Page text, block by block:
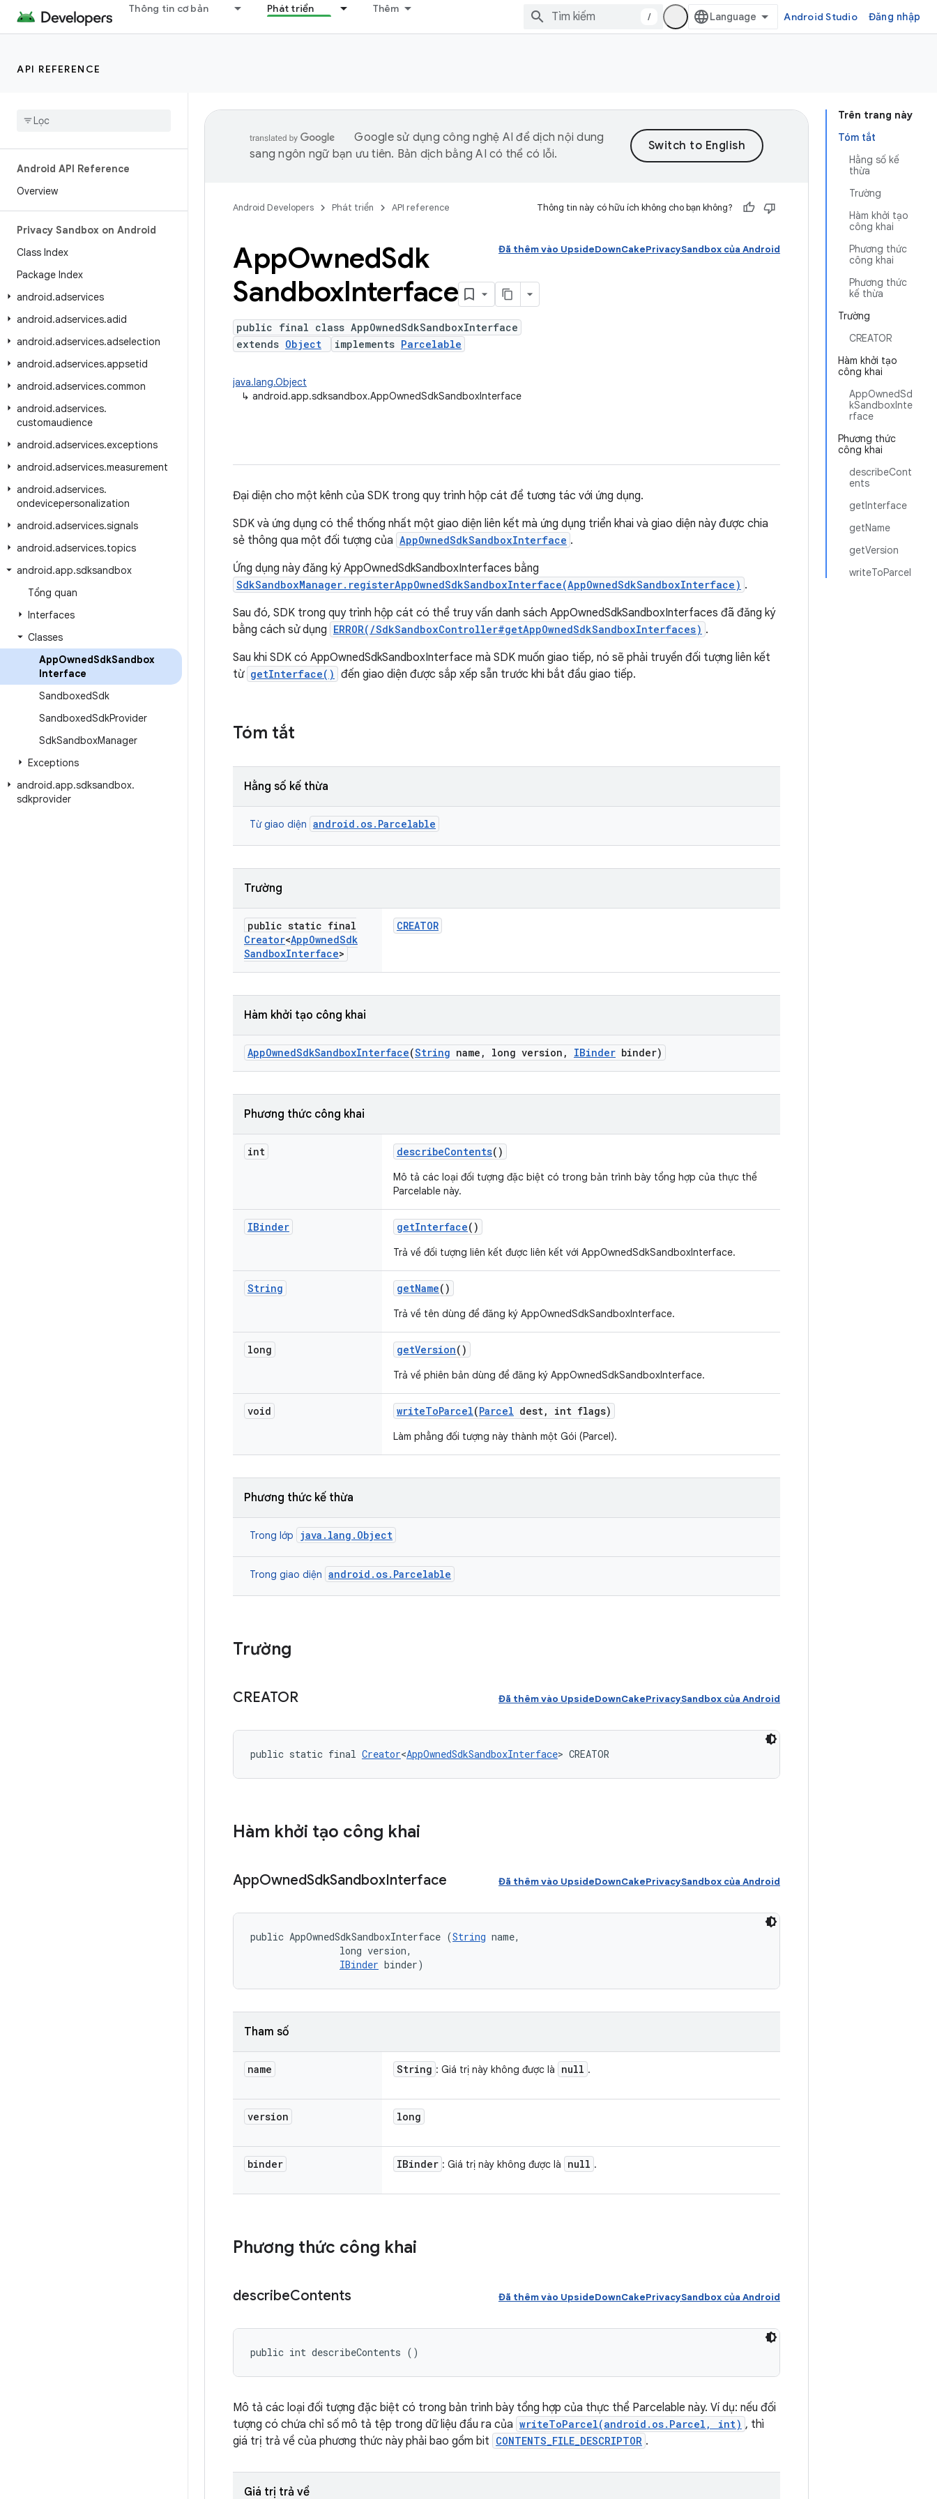
Thông tin cơ bản Phát triển Thêm
/ Android Studio Đăng nhập
API REFERENCE
Android API Reference
Overview
Privacy Sandbox on Android
Class Index
Package Index
android.adservices
android.adservices.adid
android.adservices.adselection
android.adservices.appsetid
android.adservices.common
android.adservices.
customaudience
android.adservices.exceptions
android.adservices.measurement
android.adservices.
ondevicepersonalization
android.adservices.signals
android.adservices.topics
android.app.sdksandbox
Tổng quan
Interfaces
Classes
AppOwnedSdkSandbox
Interface
SandboxedSdk
SandboxedSdkProvider
SdkSandboxManager
Exceptions
android.app.sdksandbox.
sdkprovider
Trên trang này
Tóm tắt
Hằng số kế
thừa
Trường
Hàm khởi tạo
công khai
Phương thức
công khai
Phương thức
kế thừa
Trường
CREATOR
Hàm khởi tạo
công khai
AppOwnedSd
kSandboxInte
rface
Phương thức
công khai
describeCont
ents
getInterface
getName
getVersion
writeToParcel
Google sử dụng công nghệ AI để dịch nội dung
sang ngôn ngữ bạn ưu tiên. Bản dịch bằng AI có thể có lỗi.
Android Developers Phát triển API reference Thông tin này có hữu ích không cho bạn không?
Đã thêm vào UpsideDownCakePrivacySandbox của Android
AppOwnedSdk
SandboxInterface
public final class AppOwnedSdkSandboxInterface
extends Object implements Parcelable
java.lang.Object
↳ android.app.sdksandbox.AppOwnedSdkSandboxInterface
Đại diện cho một kênh của SDK trong quy trình hộp cát để tương tác với ứng dụng.
SDK và ứng dụng có thể thống nhất một giao diện liên kết mà ứng dụng triển khai và giao diện này được chia
sẻ thông qua một đối tượng của AppOwnedSdkSandboxInterface .
Ứng dụng này đăng ký AppOwnedSdkSandboxInterfaces bằng
SdkSandboxManager.registerAppOwnedSdkSandboxInterface(AppOwnedSdkSandboxInterface) .
Sau đó, SDK trong quy trình hộp cát có thể truy vấn danh sách AppOwnedSdkSandboxInterfaces đã đăng ký
bằng cách sử dụng ERROR(/SdkSandboxController#getAppOwnedSdkSandboxInterfaces) .
Sau khi SDK có AppOwnedSdkSandboxInterface mà SDK muốn giao tiếp, nó sẽ phải truyền đối tượng liên kết
từ getInterface() đến giao diện được sắp xếp sẵn trước khi bắt đầu giao tiếp.
Tóm tắt
Hằng số kế thừa
Từ giao diện android.os.Parcelable
Trường
public static final
Creator<AppOwnedSdk
SandboxInterface>
CREATOR
Hàm khởi tạo công khai
AppOwnedSdkSandboxInterface(String name , long version , IBinder binder)
Phương thức công khai
int describeContents()
Mô tả các loại đối tượng đặc biệt có trong bản trình bày tổng hợp của thực thể
Parcelable này.
IBinder getInterface()
Trả về đối tượng liên kết được liên kết với AppOwnedSdkSandboxInterface.
String getName()
Trả về tên dùng để đăng ký AppOwnedSdkSandboxInterface.
long getVersion()
Trả về phiên bản dùng để đăng ký AppOwnedSdkSandboxInterface.
void writeToParcel(Parcel dest, int flags)
Làm phẳng đối tượng này thành một Gói (Parcel).
Phương thức kế thừa
Trong lớp java.lang.Object
Trong giao diện android.os.Parcelable
Trường
CREATOR Đã thêm vào UpsideDownCakePrivacySandbox của Android
public static final Creator<AppOwnedSdkSandboxInterface> CREATOR
Hàm khởi tạo công khai
AppOwnedSdkSandboxInterface Đã thêm vào UpsideDownCakePrivacySandbox của Android
public AppOwnedSdkSandboxInterface (String name,
                long version,
IBinder binder)
Tham số
name String : Giá trị này không được là null .
version long
binder IBinder : Giá trị này không được là null .
Phương thức công khai
describeContents Đã thêm vào UpsideDownCakePrivacySandbox của Android
public int describeContents ()
Mô tả các loại đối tượng đặc biệt có trong bản trình bày tổng hợp của thực thể Parcelable này. Ví dụ: nếu đối
tượng có chứa chỉ số mô tả tệp trong dữ liệu đầu ra của writeToParcel(android.os.Parcel, int) , thì
giá trị trả về của phương thức này phải bao gồm bit CONTENTS_FILE_DESCRIPTOR .
Giá trị trả về